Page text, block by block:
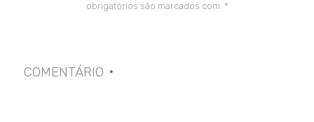
obrigatórios são marcados com *
COMENTÁRIO *